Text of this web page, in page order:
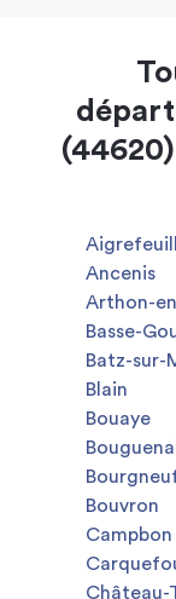
Ancenis
Arthon-
Basse-
Batz-sur-
Blain
Bouaye
Bouvron
Campbon
Château-